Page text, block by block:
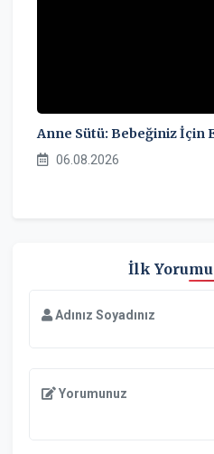
Anne Sütü: Bebeğiniz İçin
06.08.2026
İlk Yorumu
Adınız Soyadınız
Yorumunuz